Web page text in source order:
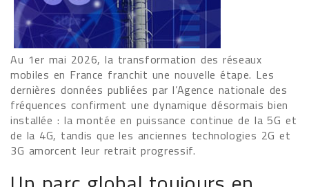
Au 1er mai 2026, la transformation des réseaux
mobiles en France franchit une nouvelle étape. Les
dernières données publiées par l’Agence nationale des
fréquences confirment une dynamique désormais bien
installée : la montée en puissance continue de la 5G et
de la 4G, tandis que les anciennes technologies 2G et
3G amorcent leur retrait progressif.